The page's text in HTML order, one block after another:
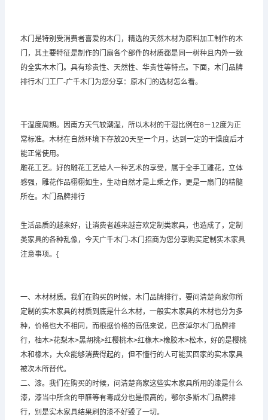
木门是特别受消费者喜爱的木门，精选的天然木材为原料加工制作的木
门，其主要特征是制作的门扇各个部件的材质都是同一树种且内外一致
的全实木木门。具有珍贵性、天然性、华贵性等特点。下面，木门品牌
排行木门工厂-广千木门 为您分享：原木门的选材怎么看。
干湿度周期。因南方天气较潮湿，所以木材的干湿比例在8－12度为正
常标准。木材在自然环境下存放20天至一个月，达到一定的干燥度后才
能正常使用。
雕花工艺。好的雕花工艺给人一种艺术的享受，属于全手工雕花，立体
感强，雕花作品栩栩如生，生动自然才是上乘之作，更是一扇门的精髓
所在。木门品牌排行
生活品质的越来好，让消费者越来越喜欢定制类家具，也造成了，定制
类家具的各种乱像，今天广千木门-木门招商为您分享购买定制实木家具
注意事项。{
一、木材材质。我们在购买的时候，木门品牌排行，要问清楚商家你所
定制的实木家具的材质到底是什么木材，一般实木家具的木材也分为多
种，价格也大不相同，而根据价格的高低来说，巴彦淖尔木门品牌排
行，柚木>花梨木>黑胡桃>红樱桃木>红橡木>橡胶木>松木，好的是樱桃
木和橡木，大众能够消费得起的，但不懂行的人可能买回家的实木家具
被次木所替代。
二、漆。我们在购买的时候，问清楚商家这些实木家具所用的漆是什么
漆，漆当中所含的甲醛等有毒成分也是很高的，鄂尔多斯木门品牌排
行，别是实木家具结果刷的漆不好毁了一切。